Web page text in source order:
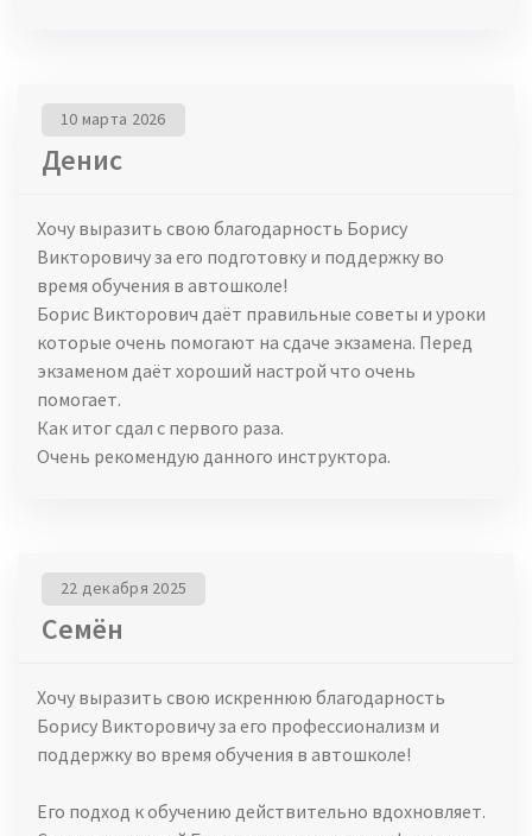
Денис
10 марта 2026
Хочу выразить свою благодарность Борису
Викторовичу за его подготовку и поддержку во
время обучения в автошколе!
Борис Викторович даёт правильные советы и уроки
которые очень помогают на сдаче экзамена. Перед
экзаменом даёт хороший настрой что очень
помогает.
Как итог сдал с первого раза.
Очень рекомендую данного инструктора.
Семён
22 декабря 2025
Хочу выразить свою искреннюю благодарность
Борису Викторовичу за его профессионализм и
поддержку во время обучения в автошколе!
Его подход к обучению действительно вдохновляет.